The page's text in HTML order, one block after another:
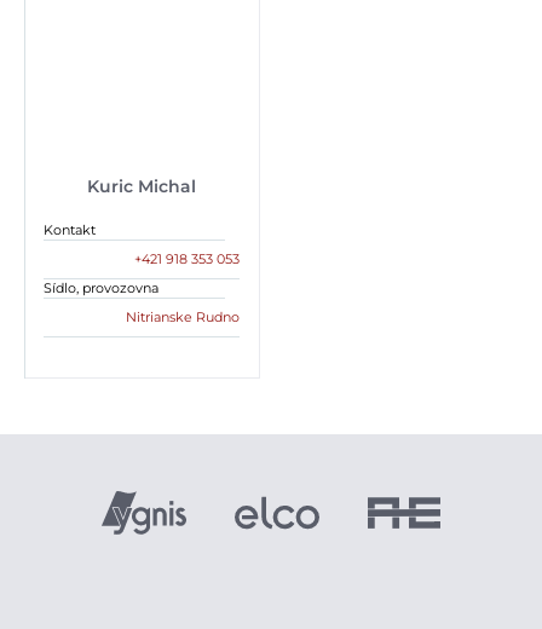
Kuric Michal
Kontakt
+421 918 353 053
Sídlo, provozovna
Nitrianske Rudno